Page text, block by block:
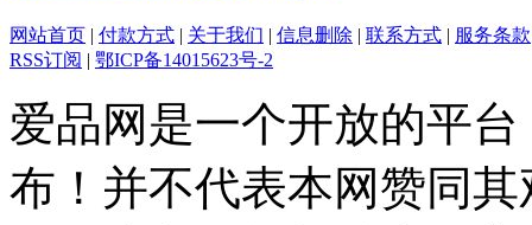
网站首页 | 付款方式 | 关于我们 | 信息删除 | 联系方式 | 服务条款
RSS订阅 | 鄂ICP备14015623号-2
爱品网是一个开放的平
布！并不代表本网赞同